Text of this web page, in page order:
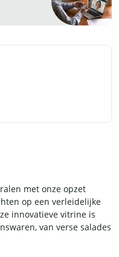
met onze opzet
op een verleidelijke
innovatieve vitrine is
van verse salades